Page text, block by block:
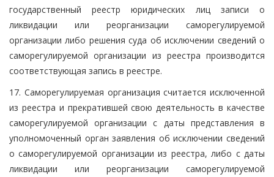
государственный реестр юридических лиц записи о
ликвидации или реорганизации саморегулируемой
организации либо решения суда об исключении сведений о
саморегулируемой организации из реестра производится
соответствующая запись в реестре.
17. Саморегулируемая организация считается исключенной
из реестра и прекратившей свою деятельность в качестве
саморегулируемой организации с даты представления в
уполномоченный орган заявления об исключении сведений
о саморегулируемой организации из реестра, либо с даты
ликвидации или реорганизации саморегулируемой